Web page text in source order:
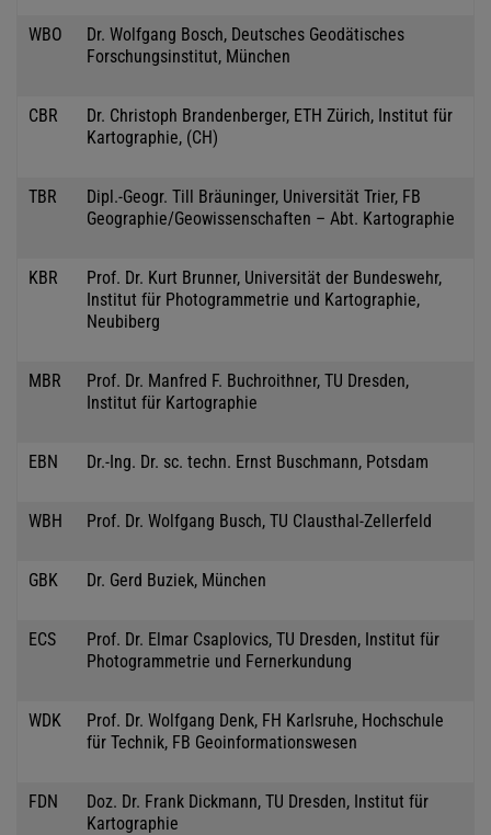
WBO
Dr. Wolfgang Bosch, Deutsches Geodätisches
Forschungsinstitut, München
CBR
Dr. Christoph Brandenberger, ETH Zürich, Institut für
Kartographie, (CH)
TBR
Dipl.-Geogr. Till Bräuninger, Universität Trier, FB
Geographie/Geowissenschaften – Abt. Kartographie
KBR
Prof. Dr. Kurt Brunner, Universität der Bundeswehr,
Institut für Photogrammetrie und Kartographie,
Neubiberg
MBR
Prof. Dr. Manfred F. Buchroithner, TU Dresden,
Institut für Kartographie
EBN Dr.-Ing. Dr. sc. techn. Ernst Buschmann, Potsdam
WBH Prof. Dr. Wolfgang Busch, TU Clausthal-Zellerfeld
GBK Dr. Gerd Buziek, München
ECS
Prof. Dr. Elmar Csaplovics, TU Dresden, Institut für
Photogrammetrie und Fernerkundung
WDK
Prof. Dr. Wolfgang Denk, FH Karlsruhe, Hochschule
für Technik, FB Geoinformationswesen
FDN
Doz. Dr. Frank Dickmann, TU Dresden, Institut für
Kartographie